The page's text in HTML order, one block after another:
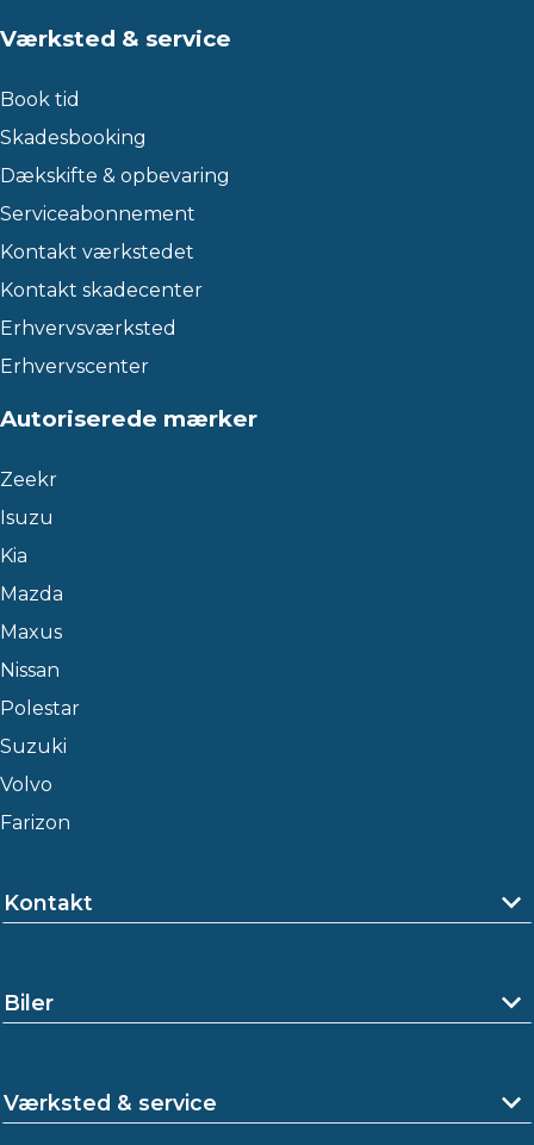
Værksted & service
Book tid
Skadesbooking
Dækskifte & opbevaring
Serviceabonnement
Kontakt værkstedet
Kontakt skadecenter
Erhvervsværksted
Erhvervscenter
Autoriserede mærker
Zeekr
Isuzu
Kia
Mazda
Maxus
Nissan
Polestar
Suzuki
Volvo
Farizon
Kontakt
Biler
Værksted & service